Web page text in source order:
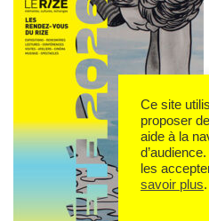
Ce site
proposer
aide à la
les
savoir plus.